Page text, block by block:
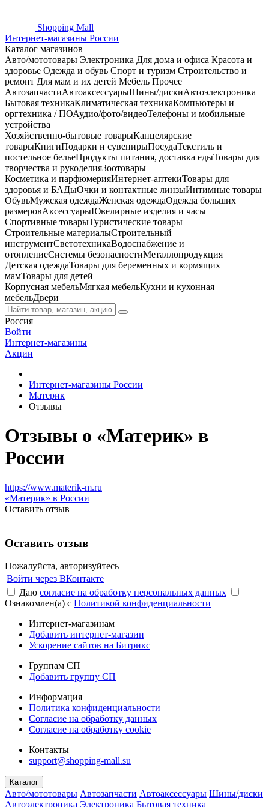
Shopping Mall
Интернет-магазины России
Каталог магазинов
Авто/мототовары Электроника Для дома и офиса Красота и
здоровье Одежда и обувь Спорт и туризм Строительство и
ремонт Для мам и их детей Мебель Прочее
АвтозапчастиАвтоаксессуарыШины/дискиАвтоэлектроника
Бытовая техникаКлиматическая техникаКомпьютеры и
оргтехника / ПОАудио/фото/видеоТелефоны и мобильные
устройства
Хозяйственно-бытовые товарыКанцелярские
товарыКнигиПодарки и сувенирыПосудаТекстиль и
постельное бельеПродукты питания, доставка едыТовары для
творчества и рукоделияЗоотовары
Косметика и парфюмерияИнтернет-аптекиТовары для
здоровья и БАДыОчки и контактные линзыИнтимные товары
ОбувьМужская одеждаЖенская одеждаОдежда больших
размеровАксессуарыЮвелирные изделия и часы
Спортивные товарыТуристические товары
Строительные материалыСтроительный
инструментСветотехникаВодоснабжение и
отоплениеСистемы безопасностиМеталлопродукция
Детская одеждаТовары для беременных и кормящих
мамТовары для детей
Корпусная мебельМягкая мебельКухни и кухонная
мебельДвери
Россия
Войти
Интернет-магазины
Акции
Интернет-магазины России
Материк
Отзывы
Отзывы о «Материк» в
России
https://www.materik-m.ru
«Материк» в России
Оставить отзыв
Оставить отзыв
Пожалуйста, авторизуйтесь
Войти через ВКонтакте
Даю согласие на обработку персональных данных
Ознакомлен(а) с Политикой конфиденциальности
Интернет-магазинам
Добавить интернет-магазин
Ускорение сайтов на Битрикс
Группам СП
Добавить группу СП
Информация
Политика конфиденциальности
Согласие на обработку данных
Согласие на обработку cookie
Контакты
support@shopping-mall.su
Каталог
Авто/мототовары Автозапчасти Автоаксессуары Шины/диски
Автоэлектроника Электроника Бытовая техника